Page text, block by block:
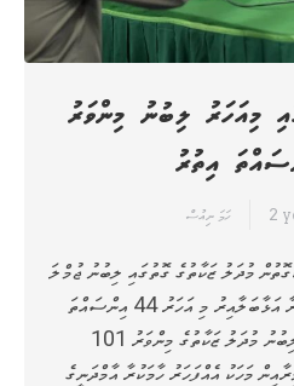
މިއަހަރު ލިބުނު މިންވަރު
ހަމަ ނިއުސް 2
މުދަލު ޒަކާތުގެ ގޮތުގައި ލިބުނު ޖުމްލަ
ފައިސާގެ ނިސްބަތް ފާއިތުވި އަހަރާ އަޅާބަލާއިރު މި އަހަރު 44 އިންސައްތަ
އިތުރުވެފައިވާއިރު، ޑޮލަރުން ލިބުނު މުދަލު ޒަކާތުގެ މިންވަރު 101
މަހަކު އެއްފަހަރު ހާމަކުރާ އާމްދަނީގެ